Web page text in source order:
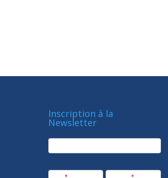
Inscription à la
Newsletter
newsletter